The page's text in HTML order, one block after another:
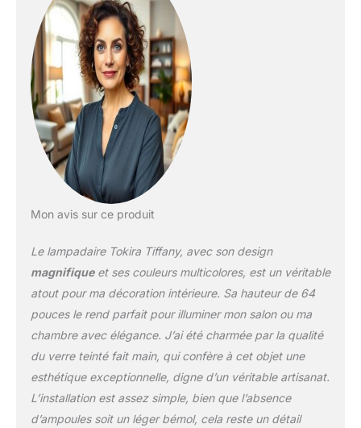
jamais, les lampes
émettront une lumière
douce à travers les
ampoules, créant ainsi
un environnement
chaleureux et paisible.
Caractéristiques: Des
lampes de haute qualité,
une décoration élégante,
pour le salon, la chambre
à coucher, la chambre
rehausser le goût de la
décoration intérieure.
HANDMADE: Chaque
abat-jour en verre a été
des artisans qualifiés.
Garanti pour être de
qualité. Chaque lampe
est unique. CADEAU:
Mon avis sur ce produit
Le lampadaire Tokira Tiffany, avec son design
magnifiqueet ses couleurs multicolores, est un véritable
atout pour ma décoration intérieure. Sa hauteur de 64
pouces le rend parfait pour illuminer mon salon ou ma
chambre avec élégance. J’ai été charmée par la qualité
du verre teinté fait main, qui confère à cet objet une
esthétique exceptionnelle, digne d’un véritable artisanat.
L’installation est assez simple, bien que l’absence
d’ampoules soit un léger bémol, cela reste un détail